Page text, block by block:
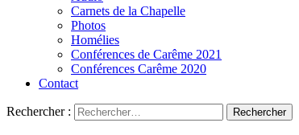
Carnets de la Chapelle
Photos
Homélies
Conférences de Carême 2021
Conférences Carême 2020
Contact
Rechercher :